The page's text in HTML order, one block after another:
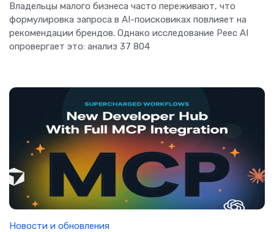
Владельцы малого бизнеса часто переживают, что
формулировка запроса в AI-поисковиках повлияет на
рекомендации брендов. Однако исследование Peec AI
опровергает это: анализ 37 804
Новости и обновления